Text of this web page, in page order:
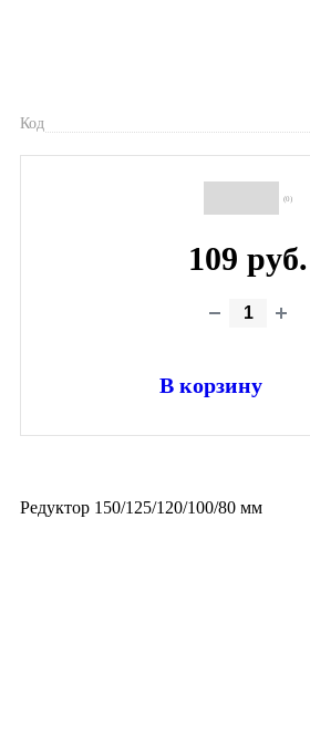
Код
(0)
109 руб.
В корзину
Редуктор 150/125/120/100/80 мм